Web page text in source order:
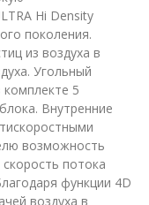
Hi Density
поколения.
из воздуха в
Угольный
5
Внутренние
возможность
потока
функции 4D
воздуха в